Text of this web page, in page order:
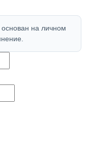
на личном